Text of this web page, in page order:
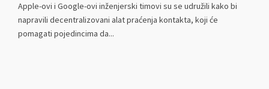
Apple-ovi i Google-ovi inženjerski timovi su se udružili kako bi
napravili decentralizovani alat praćenja kontakta, koji će
pomagati pojedincima da...